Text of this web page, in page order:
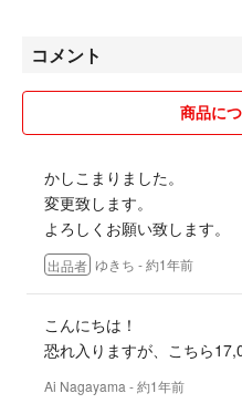
致します。
梱包は簡易包装となりますの
着払いの発送場合、会社、送
願い致します。
致します。
別サイトでも出品してますの
ます。
別サイトで重なった場合は落札
交渉中でも落札された方が優
出品物は中古、自宅保管品で
大幅値下げ、返品などはご遠慮
気持ちの良いお取引をできる
コメント
商品に
かしこまりました。
変更致します。
よろしくお願い致します。
出品者 ゆきち - 約1年前
こんにちは！
恐れ入りますが、こちら
Ai Nagayama - 約1年前